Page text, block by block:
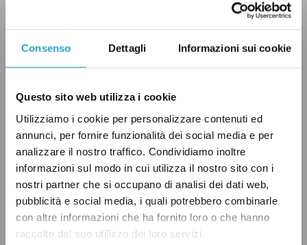
Consenso Dettagli Informazioni sui cookie
Questo sito web utilizza i cookie
Utilizziamo i cookie per personalizzare contenuti ed
annunci, per fornire funzionalità dei social media e per
analizzare il nostro traffico. Condividiamo inoltre
informazioni sul modo in cui utilizza il nostro sito con i
nostri partner che si occupano di analisi dei dati web,
pubblicità e social media, i quali potrebbero combinarle
con altre informazioni che ha fornito loro o che hanno
raccolto dal suo utilizzo dei loro servizi.
dell’istituzione a realizzare il progetto entro i
costruzione dello stabile. Un impegno non da
annullata proprio perché nessuna offerta
rientrava nel budget stabilito (si veda questo
articolo del Parlamento Europeo). La cifra
attuale, tuttavia, sembra aggirarsi intorno a
quella riportata da Grillo di 400 milioni di euro,
almeno secondo quanto riportato da diverse
fonti autorevoli (si vedaquie qui ).